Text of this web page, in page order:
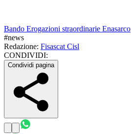
Bando Erogazioni straordinarie Enasarco
#news
Redazione: Fisascat Cisl
CONDIVIDI:
Condividi pagina